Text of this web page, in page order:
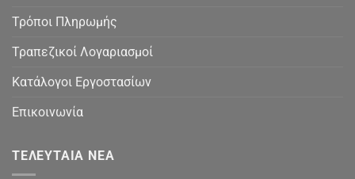
Τρόποι Πληρωμής
Τραπεζικοί Λογαριασμοί
Κατάλογοι Εργοστασίων
Επικοινωνία
ΤΕΛΕΥΤΑΊΑ ΝΈΑ